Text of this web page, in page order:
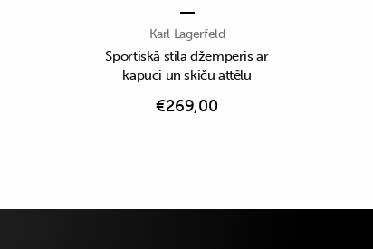
Karl Lagerfeld
Sportiskā stila džemperis ar
kapuci un skiču attēlu
€269,00